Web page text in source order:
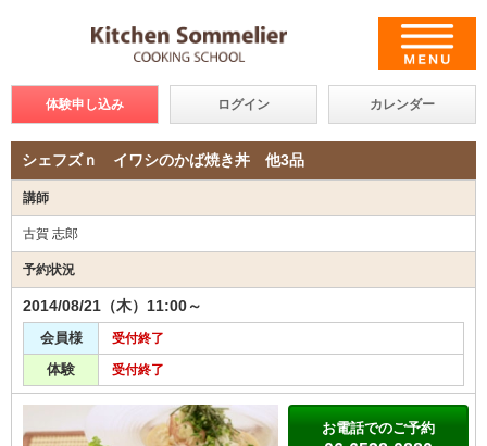
体験申し込み ログイン カレンダー
シェフズｎ イワシのかば焼き丼 他3品
講師
古賀 志郎
予約状況
2014/08/21（木）11:00～
会員様 受付終了
体験 受付終了
お電話でのご予約